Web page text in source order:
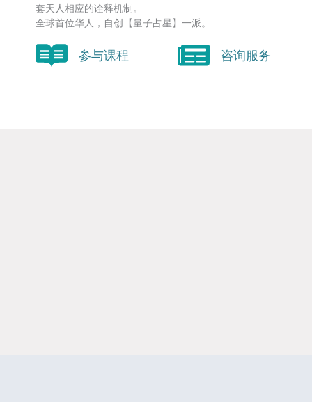
套天人相应的诠释机制。
全球首位华人，自创【量子占星】一派。
参与课程 咨询服务